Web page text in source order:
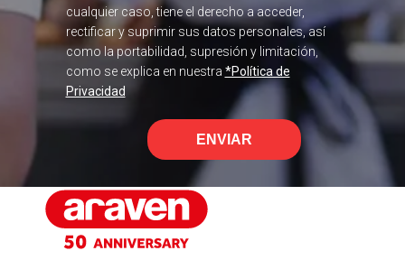
cualquier caso, tiene el derecho a acceder,
rectificar y suprimir sus datos personales, así
como la portabilidad, supresión y limitación,
como se explica en nuestra *Política de
Privacidad
ENVIAR